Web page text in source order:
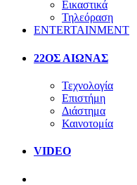
Εικαστικά
Τηλεόραση
ENTERTAINMENT
22ΟΣ ΑΙΩΝΑΣ
Τεχνολογία
Επιστήμη
Διάστημα
Καινοτομία
VIDEO